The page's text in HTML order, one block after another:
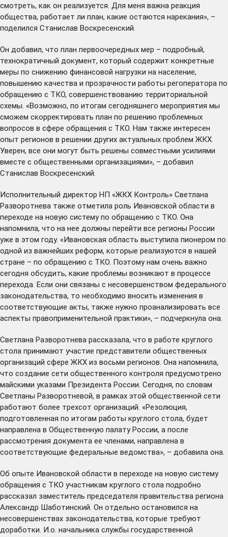
смотреть, как он реализуется. Для меня важна реакция
общества, работает ли план, какие остаются нарекания», –
поделился Станислав Воскресенский.
Он добавил, что план первоочередных мер – подробный,
технократичный документ, который содержит конкретные
меры по снижению финансовой нагрузки на население,
повышению качества и прозрачности работы регоператора по
обращению с ТКО, совершенствованию территориальной
схемы. «Возможно, по итогам сегодняшнего мероприятия мы
сможем скорректировать план по решению проблемных
вопросов в сфере обращения с ТКО. Нам также интересен
опыт регионов в решении других актуальных проблем ЖКХ.
Уверен, все они могут быть решены совместными усилиями
вместе с общественными организациями», – добавил
Станислав Воскресенский.
Исполнительный директор НП «ЖКХ Контроль» Светлана
Разворотнева также отметила роль Ивановской области в
переходе на новую систему по обращению с ТКО. Она
напомнила, что на нее должны перейти все регионы России
уже в этом году. «Ивановская область выступила пионером по
одной из важнейших реформ, которые реализуются в нашей
стране – по обращению с ТКО. Поэтому нам очень важно
сегодня обсудить, какие проблемы возникают в процессе
перехода. Если они связаны с несовершенством федерального
законодательства, то необходимо вносить изменения в
соответствующие акты, также нужно проанализировать все
аспекты правоприменительной практики», – подчеркнула она.
Светлана Разворотнева рассказала, что в работе круглого
стола принимают участие представители общественных
организаций сфере ЖКХ из восьми регионов. Она напомнила,
что создание сети общественного контроля предусмотрено
майскими указами Президента России. Сегодня, по словам
Светланы Разворотневой, в рамках этой общественной сети
работают более трехсот организаций. «Резолюция,
подготовленная по итогам работы круглого стола, будет
направлена в Общественную палату России, а после
рассмотрения документа ее членами, направлена в
соответствующие федеральные ведомства», – добавила она.
Об опыте Ивановской области в переходе на новую систему
обращения с ТКО участникам круглого стола подробно
рассказал заместитель председателя правительства региона
Александр Шаботинский. Он отдельно остановился на
несовершенствах законодательства, которые требуют
доработки. И.о. начальника службы государственной